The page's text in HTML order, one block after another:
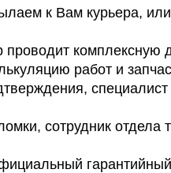
к Вам курьера,
комплексную
работ и
сотрудник отдела